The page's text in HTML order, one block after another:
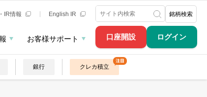
口座開設 ログイン
IR情報 English IR 銘柄検索
お客様サポート
銀行 クレカ積立